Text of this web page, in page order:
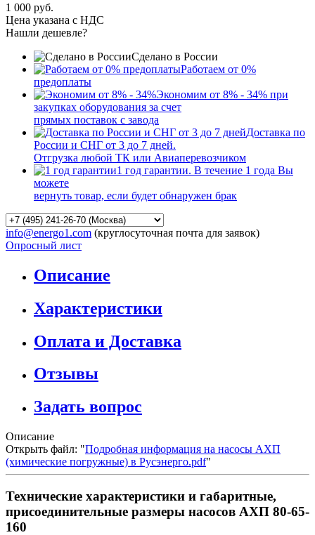
1 000 руб.
Цена указана с НДС
Нашли дешевле?
Сделано в России
Работаем от 0%
предоплаты
Экономим от 8% - 34% при
закупках оборудования за счет
прямых поставок с завода
Доставка по
России и СНГ от 3 до 7 дней.
Отгрузка любой ТК или Авиаперевозчиком
1 год гарантии. В течение 1 года Вы
можете
вернуть товар, если будет обнаружен брак
info@energo1.com (круглосуточная почта для заявок)
Опросный лист
Описание
Характеристики
Оплата и Доставка
Отзывы
Задать вопрос
Описание
Открыть файл: "Подробная информация на насосы АХП
(химические погружные) в Русэнерго.pdf"
Технические характеристики и габаритные,
присоединительные размеры насосов АХП 80-65-
160